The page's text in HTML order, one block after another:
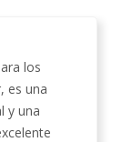
los
es una
y una